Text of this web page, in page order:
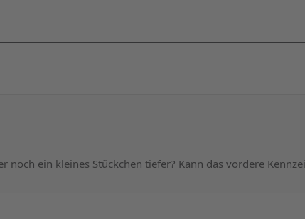
noch ein kleines Stückchen tiefer? Kann das vordere